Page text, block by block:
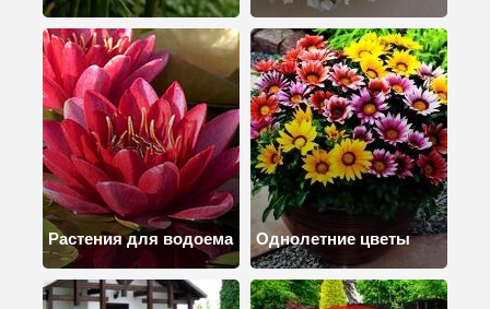
Растения для водоема Однолетние цветы